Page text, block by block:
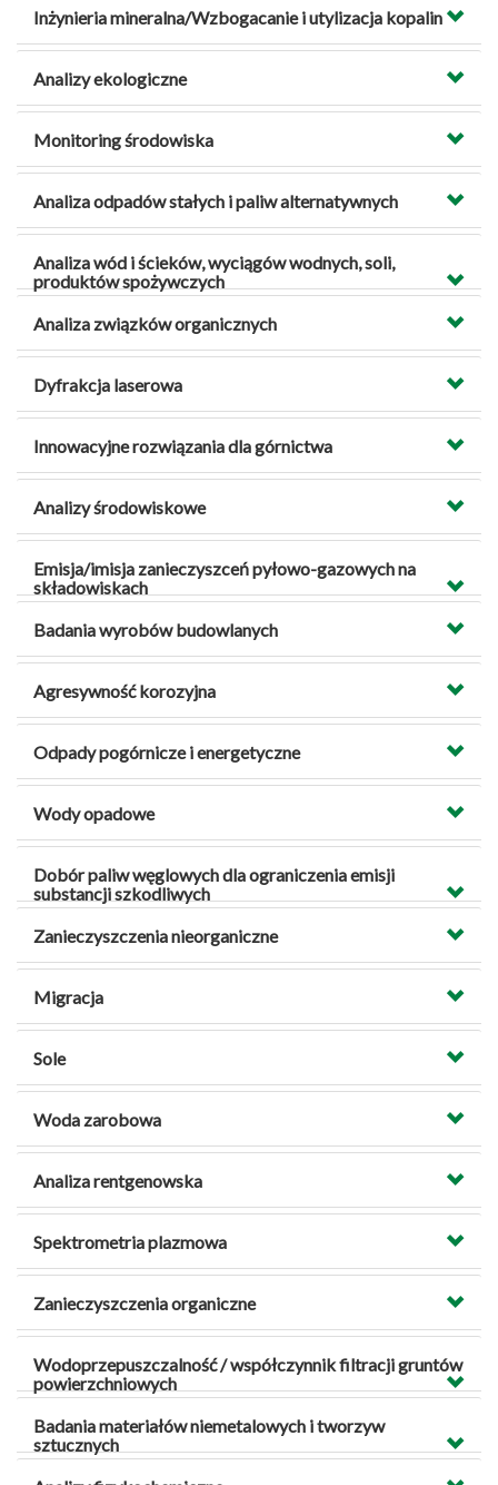
Inżynieria mineralna/Wzbogacanie i utylizacja kopalin
Analizy ekologiczne
Monitoring środowiska
Analiza odpadów stałych i paliw alternatywnych
Analiza wód i ścieków, wyciągów wodnych, soli,
produktów spożywczych
Analiza związków organicznych
Dyfrakcja laserowa
Innowacyjne rozwiązania dla górnictwa
Analizy środowiskowe
Emisja/imisja zanieczyszceń pyłowo-gazowych na
składowiskach
Badania wyrobów budowlanych
Agresywność korozyjna
Odpady pogórnicze i energetyczne
Wody opadowe
Dobór paliw węglowych dla ograniczenia emisji
substancji szkodliwych
Zanieczyszczenia nieorganiczne
Migracja
Sole
Woda zarobowa
Analiza rentgenowska
Spektrometria plazmowa
Zanieczyszczenia organiczne
Wodoprzepuszczalność / współczynnik filtracji gruntów
powierzchniowych
Badania materiałów niemetalowych i tworzyw
sztucznych